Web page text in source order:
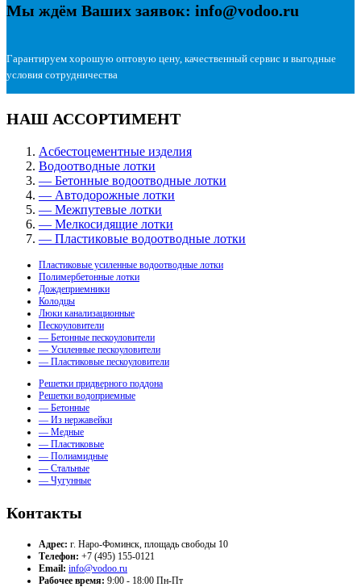
Мы ждём Ваших заявок: info@vodoo.ru
Гарантируем хорошую оптовую цену, качественный сервис и выгодные
условия сотрудничества
НАШ АССОРТИМЕНТ
Асбестоцементные изделия
Водоотводные лотки
— Бетонные водоотводные лотки
— Автодорожные лотки
— Межпутевые лотки
— Мелкосидящие лотки
— Пластиковые водоотводные лотки
Пластиковые усиленные водоотводные лотки
Полимербетонные лотки
Дождеприемники
Колодцы
Люки канализационные
Пескоуловители
— Бетонные пескоуловители
— Усиленные пескоуловители
— Пластиковые пескоуловители
Решетки придверного поддона
Решетки водоприемные
— Бетонные
— Из нержавейки
— Медные
— Пластиковые
— Полиамидные
— Стальные
— Чугунные
Контакты
Адрес: г. Наро-Фоминск, площадь свободы 10
Телефон: +7 (495) 155-0121
Email: info@vodoo.ru
Рабочее время: 9:00 - 18:00 Пн-Пт